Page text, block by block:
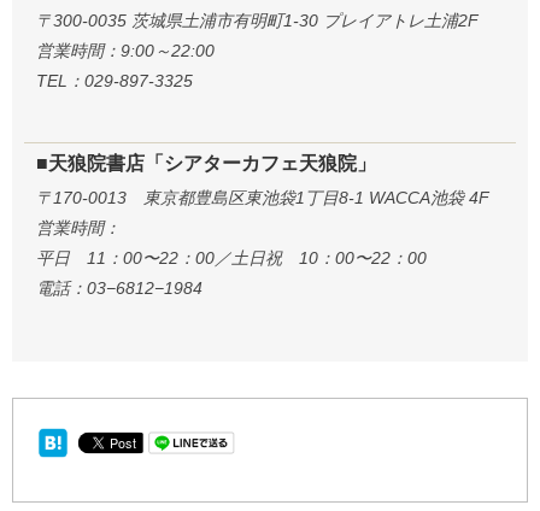
〒300-0035 茨城県土浦市有明町1-30 プレイアトレ土浦2F
営業時間：9:00～22:00
TEL：029-897-3325
■天狼院書店「シアターカフェ天狼院」
〒170-0013 東京都豊島区東池袋1丁目8-1 WACCA池袋 4F
営業時間：
平日 11：00〜22：00／土日祝 10：00〜22：00
電話：03−6812−1984